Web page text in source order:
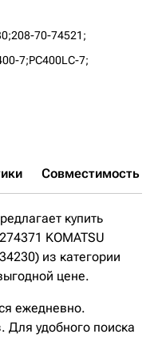
208-70-74521;
7;PC400LC-7;
Совместимость
купить
KOMATSU
из категории
цене.
ежедневно.
Для удобного поиска